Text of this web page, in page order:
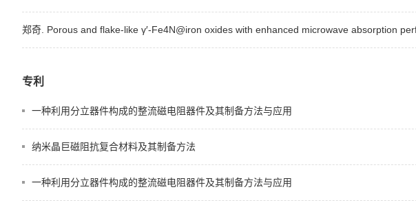
郑奇. Porous and flake-like γ′-Fe4N@iron oxides with enhanced microwave absorption
专利
一种利用分立器件构成的整流磁电阻器件及其制备方法与应用
纳米晶巨磁阻抗复合材料及其制备方法
一种利用分立器件构成的整流磁电阻器件及其制备方法与应用